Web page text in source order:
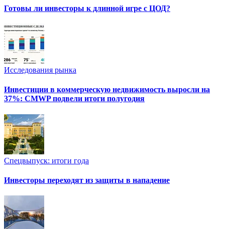
Готовы ли инвесторы к длинной игре с ЦОД?
Исследования рынка
Инвестиции в коммерческую недвижимость выросли на
37%: CMWP подвели итоги полугодия
Спецвыпуск: итоги года
Инвесторы переходят из защиты в нападение